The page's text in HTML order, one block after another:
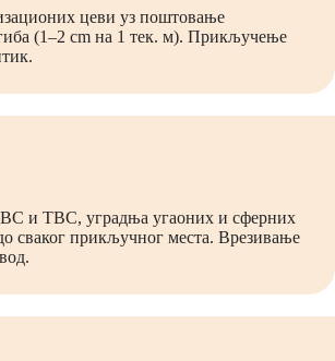
цеви уз поштовање
(1–2 cm на 1 тек. м). Прикључење
и ТВС, уградња угаоних и сферних
сваког прикључног места. Врезивање